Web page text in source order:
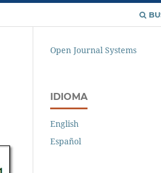
Open Journal Systems
IDIOMA
English
Español